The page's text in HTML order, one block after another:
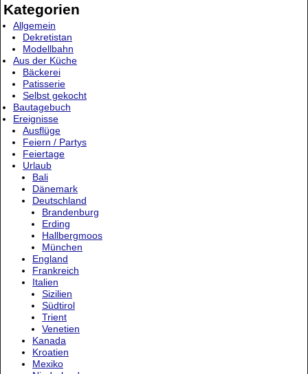
Kategorien
Allgemein
Dekretistan
Modellbahn
Aus der Küche
Bäckerei
Patisserie
Selbst gekocht
Bautagebuch
Ereignisse
Ausflüge
Feiern / Partys
Feiertage
Urlaub
Bali
Dänemark
Deutschland
Brandenburg
Erding
Hallbergmoos
München
England
Frankreich
Italien
Sizilien
Südtirol
Trient
Venetien
Kanada
Kroatien
Mexiko